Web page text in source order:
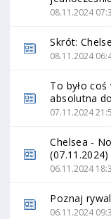
08.11.2024
Skrót:
08.11.2024
To było
absolutna
07.11.2024
Chelsea -
(07.11.2024)
06.11.2024
Poznaj
06.11.2024